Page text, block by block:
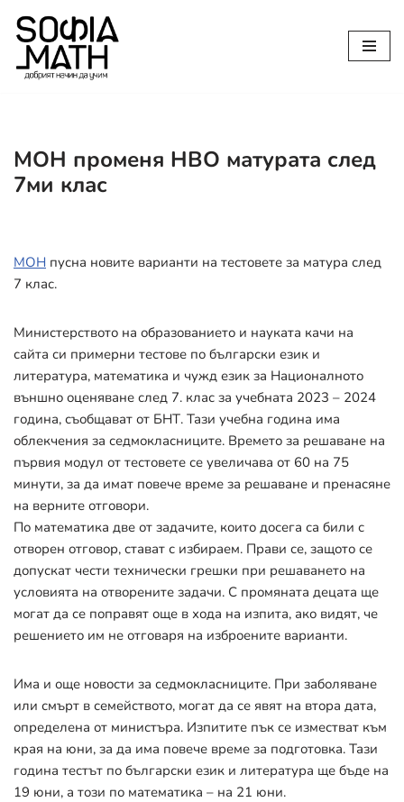
Продължете
към
МОН променя НВО матурата след
7ми клас
МОН пусна новите варианти на тестовете за матура след
7 клас.
Министерството на образованието и науката качи на
сайта си примерни тестове по български език и
литература, математика и чужд език за Националното
външно оценяване след 7. клас за учебната 2023 – 2024
година, съобщават от БНТ. Тази учебна година има
облекчения за седмокласниците. Времето за решаване на
първия модул от тестовете се увеличава от 60 на 75
минути, за да имат повече време за решаване и пренасяне
на верните отговори.
По математика две от задачите, които досега са били с
отворен отговор, стават с избираем. Прави се, защото се
допускат чести технически грешки при решаването на
условията на отворените задачи. С промяната децата ще
могат да се поправят още в хода на изпита, ако видят, че
решението им не отговаря на изброените варианти.
Има и още новости за седмокласниците. При заболяване
или смърт в семейството, могат да се явят на втора дата,
определена от министъра. Изпитите пък се изместват към
края на юни, за да има повече време за подготовка. Тази
година тестът по български език и литература ще бъде на
19 юни, а този по математика – на 21 юни.